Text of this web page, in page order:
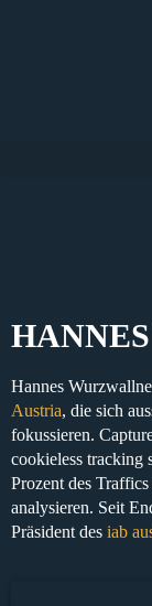
Hannes
Austria, die sich
fokussieren.
cookieless tracking
Prozent des
analysieren. Seit
Präsident des iab